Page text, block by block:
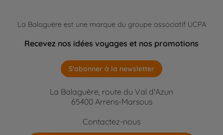
La Balaguère est une marque du groupe associatif UCPA
Recevez nos idées voyages et nos promotions
S'abonner à la newsletter
La Balaguère, route du Val d'Azun
65400 Arrens-Marsous
Contactez-nous